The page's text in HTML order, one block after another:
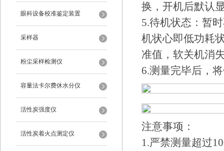
眼科设备校准鉴定装置
采样器
粉尘采样检测仪
容量法卡尔费休水分仪
活性炭强度仪
活性炭着火点测定仪
换，开机后默认
5.待机状态：暂
机状心即低功耗
准值，软关机消
6.测量完毕后，
注意事项：
1.严禁测量超过